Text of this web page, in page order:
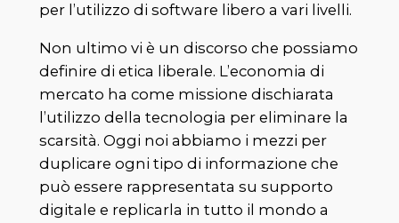
per l’utilizzo di software libero a vari livelli.
Non ultimo vi è un discorso che possiamo
definire di etica liberale. L’economia di
mercato ha come missione dischiarata
l’utilizzo della tecnologia per eliminare la
scarsità. Oggi noi abbiamo i mezzi per
duplicare ogni tipo di informazione che
può essere rappresentata su supporto
digitale e replicarla in tutto il mondo a